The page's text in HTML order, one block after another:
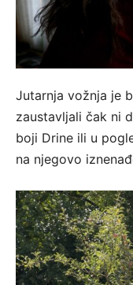
Jutarnja vožnja je
zaustavljali čak ni
boji Drine ili u
na njegovo